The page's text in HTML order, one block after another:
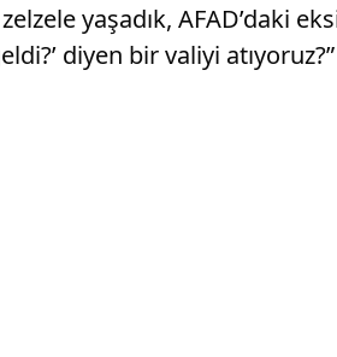
yaşadık, AFAD’daki
diyen bir valiyi